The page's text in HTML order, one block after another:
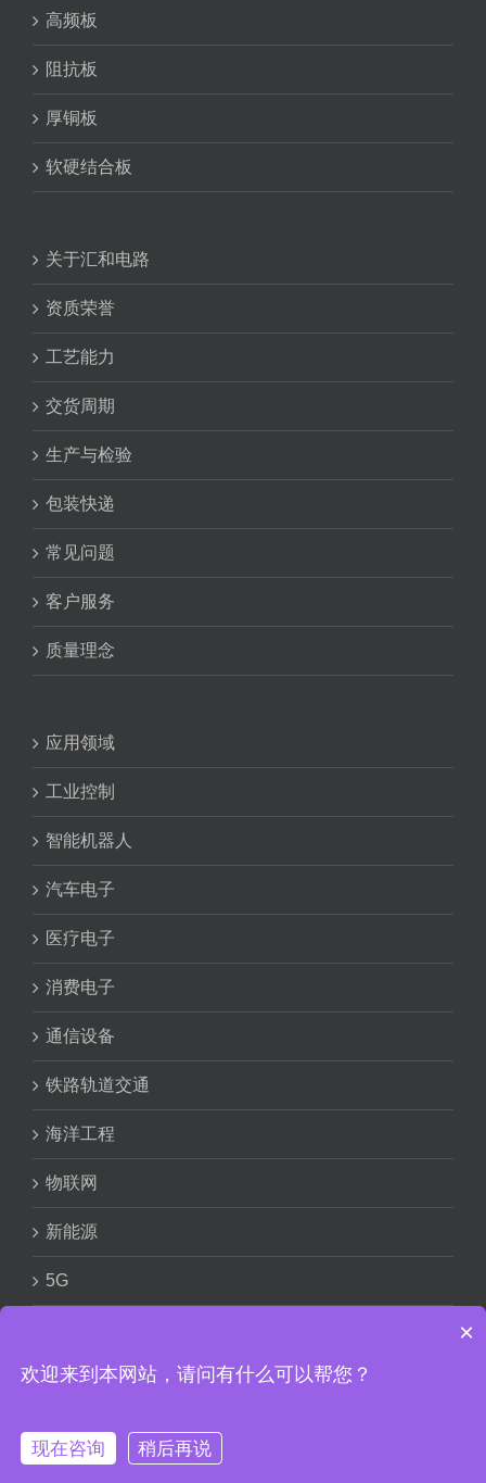
高频板
阻抗板
厚铜板
软硬结合板
关于汇和电路
资质荣誉
工艺能力
交货周期
生产与检验
包装快递
常见问题
客户服务
质量理念
应用领域
工业控制
智能机器人
汽车电子
医疗电子
消费电子
通信设备
铁路轨道交通
海洋工程
物联网
新能源
5G
赣ICP备18009266号Copyright © 2024 信丰汇和电路有限公
司 版权所有
×
欢迎来到本网站，请问有什么可以帮您？
现在咨询 稍后再说